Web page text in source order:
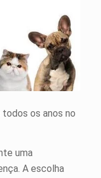
todos os anos no
uma
A escolha